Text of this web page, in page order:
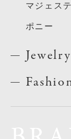
マジェステ
ポニー